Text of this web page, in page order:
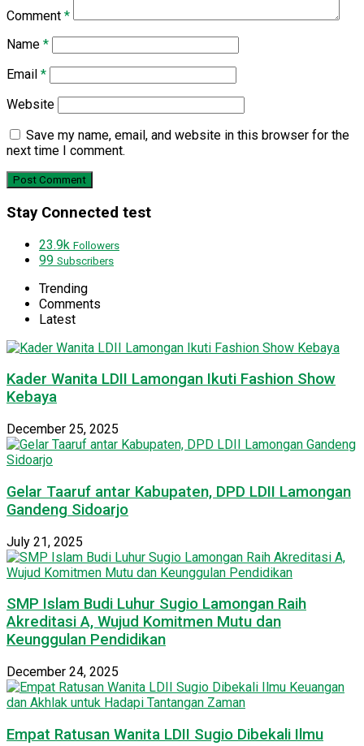
Comment *
Name *
Email *
Website
Save my name, email, and website in this browser for the
next time I comment.
Stay Connected test
23.9k Followers
99 Subscribers
Trending
Comments
Latest
Kader Wanita LDII Lamongan Ikuti Fashion Show
Kebaya
December 25, 2025
Gelar Taaruf antar Kabupaten, DPD LDII Lamongan
Gandeng Sidoarjo
July 21, 2025
SMP Islam Budi Luhur Sugio Lamongan Raih
Akreditasi A, Wujud Komitmen Mutu dan
Keunggulan Pendidikan
December 24, 2025
Empat Ratusan Wanita LDII Sugio Dibekali Ilmu